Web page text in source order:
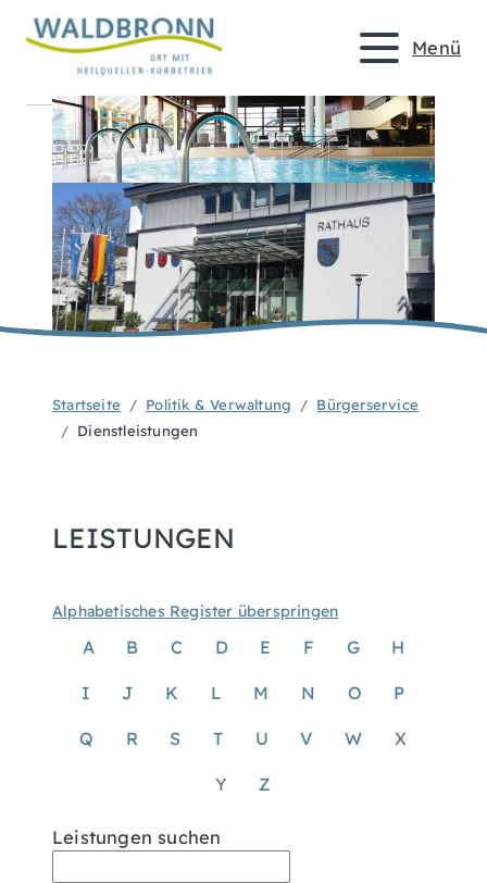
Menü
Startseite Politik & Verwaltung
Bürgerservice
Dienstleistungen
LEISTUNGEN
Alphabetisches Register überspringen
A B C D E F G H
I J K L M N O P
Q R S T U V W X
Y Z
Leistungen suchen